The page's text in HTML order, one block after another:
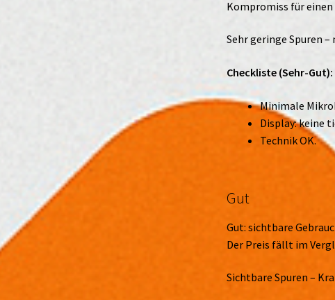
Kompromiss für
Sehr geringe Spuren
Checkliste (Sehr-Gut):
Minimale
Display: keine
Technik OK.
Gut
Gut: sichtbare
Der Preis fällt im
Sichtbare Spuren –